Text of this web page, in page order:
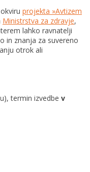
projekta »Avtizem
Ministrstva za zdravje,
lahko ravnatelji
in znanja za suvereno
otrok ali
termin izvedbe v